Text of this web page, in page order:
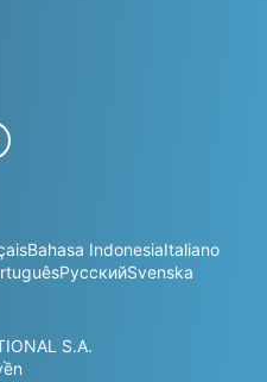
Bahasa IndonesiaItaliano
РусскийSvenska
S.A.